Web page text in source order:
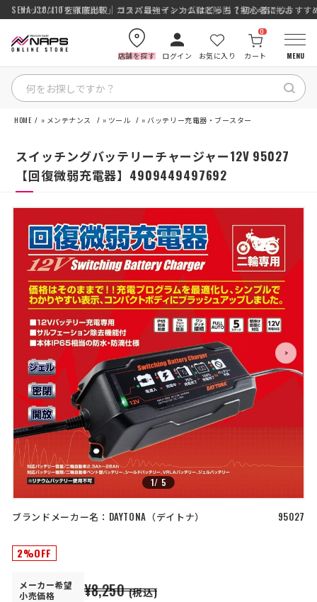
ナップス「究-KIWAMI-」ガラスコーティング徹底解説【撥水×高耐久】
SENA J30/J10を徹底比較｜コスパ最強インカムはどっち？初心者にもおすす
店舗を探す ログイン お気に入り カート
0
MENU
カテゴリから探す
ブランドから探す
特集記事
ナップスメンバーズ
店舗を探す
コーポレートサイト
採用情報
特定商取引法に基づく表記
古物営業法に基づく表示/保険勧誘
方針
利用規約
商品レビュー利用規約
プライバシーポリシー
カスタマーハラスメントに対する方
HOME » メンテナンス » ツール » バッテリー充電器・ブースター
スイッチングバッテリーチャージャー12V 95027
【回復微弱充電器】4909449497692
1/ 5
>
ブランドメーカー名： DAYTONA デイトナ 95027
2%OFF
メーカー希望
小売価格
¥8,250 (税込)